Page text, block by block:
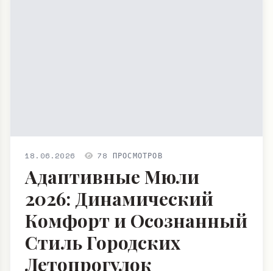
18.06.2026 78 ПРОСМОТРОВ
Адаптивные Мюли
2026: Динамический
Комфорт и Осознанный
Стиль Городских
Летопрогулок